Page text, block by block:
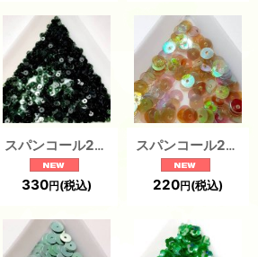
スパンコール2326 平2mm グリーン（1g）
330円(税込)
スパンコール2143J 平5mm グリーン（1g）
220円(税込)